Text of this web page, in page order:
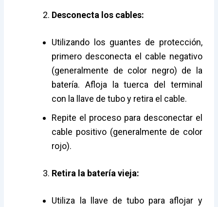
Desconecta los cables:
Utilizando los guantes de protección,
primero desconecta el cable negativo
(generalmente de color negro) de la
batería. Afloja la tuerca del terminal
con la llave de tubo y retira el cable.
Repite el proceso para desconectar el
cable positivo (generalmente de color
rojo).
Retira la batería vieja:
Utiliza la llave de tubo para aflojar y